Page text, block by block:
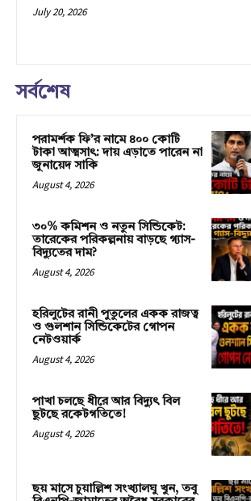
July 20, 2026
সর্বশেষ
পরামর্শক ফি’র নামে ৪০০ কোটি
টাকা আত্মসাৎ: দায় এড়াতে পারেন না
জুনায়েদ সাকি
August 4, 2026
৩০% কমিশন ও নতুন সিন্ডিকেট:
তারেকের পরিকল্পনায় বাড়ছে গ্যাস-
বিদ্যুতের দাম?
August 4, 2026
হরিলুটের রানী পুতুলের একক রাজত্ব
ও গুলশান সিন্ডিকেটের গোপন
নেটওয়ার্ক
August 4, 2026
পাখা চলছে ধীরে আর বিদ্যুৎ বিল
ছুটছে রকেটগতিতে!
August 4, 2026
ছয় মাসে চুয়াল্লিশ সংখ্যালঘু খুন, তবু